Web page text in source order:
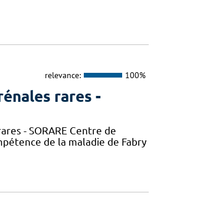
relevance: 100%
rares -
- SORARE Centre de
de la maladie de Fabry